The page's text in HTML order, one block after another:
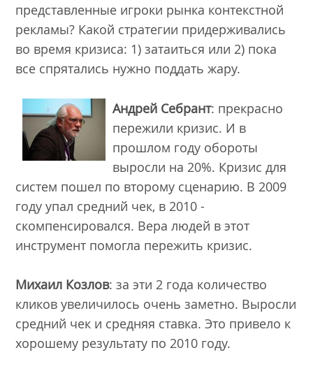
представленные игроки рынка контекстной
рекламы? Какой стратегии придерживались
во время кризиса: 1) затаиться или 2) пока
все спрятались нужно поддать жару.
Андрей Себрант: прекрасно
пережили кризис. И в
прошлом году обороты
выросли на 20%. Кризис для
систем пошел по второму сценарию. В 2009
году упал средний чек, в 2010 -
скомпенсировался. Вера людей в этот
инструмент помогла пережить кризис.
Михаил Козлов: за эти 2 года количество
кликов увеличилось очень заметно. Выросли
средний чек и средняя ставка. Это привело к
хорошему результату по 2010 году.